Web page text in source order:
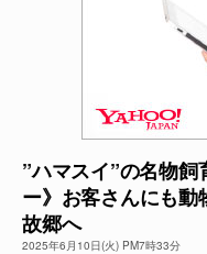
FNN
ご意
”ハマスイ”の名物
ー》お客さんにも
故郷へ
2025年6月10日(火) PM7時33分